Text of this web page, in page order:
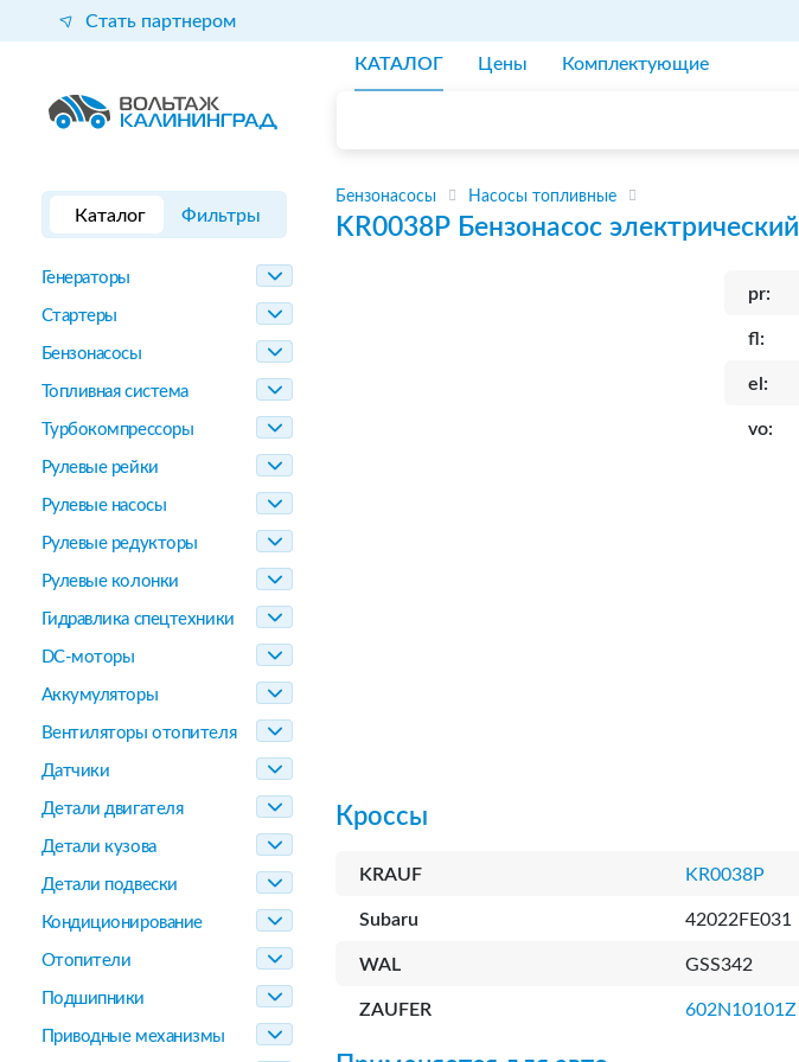
Стать партнером
КАТАЛОГ Цены Комплектующие
Каталог Фильтры
Генераторы
Стартеры
Бензонасосы
Топливная система
Турбокомпрессоры
Рулевые рейки
Рулевые насосы
Рулевые редукторы
Рулевые колонки
Гидравлика спецтехники
DC-моторы
Аккумуляторы
Вентиляторы отопителя
Датчики
Детали двигателя
Детали кузова
Детали подвески
Кондиционирование
Отопители
Подшипники
Приводные механизмы
Бензонасосы Насосы топливные
KR0038P Бензонасос электрический
pr:
fl:
el:
vo:
Кроссы
KRAUF KR0038P
Subaru 42022FE031
WAL GSS342
ZAUFER 602N10101Z